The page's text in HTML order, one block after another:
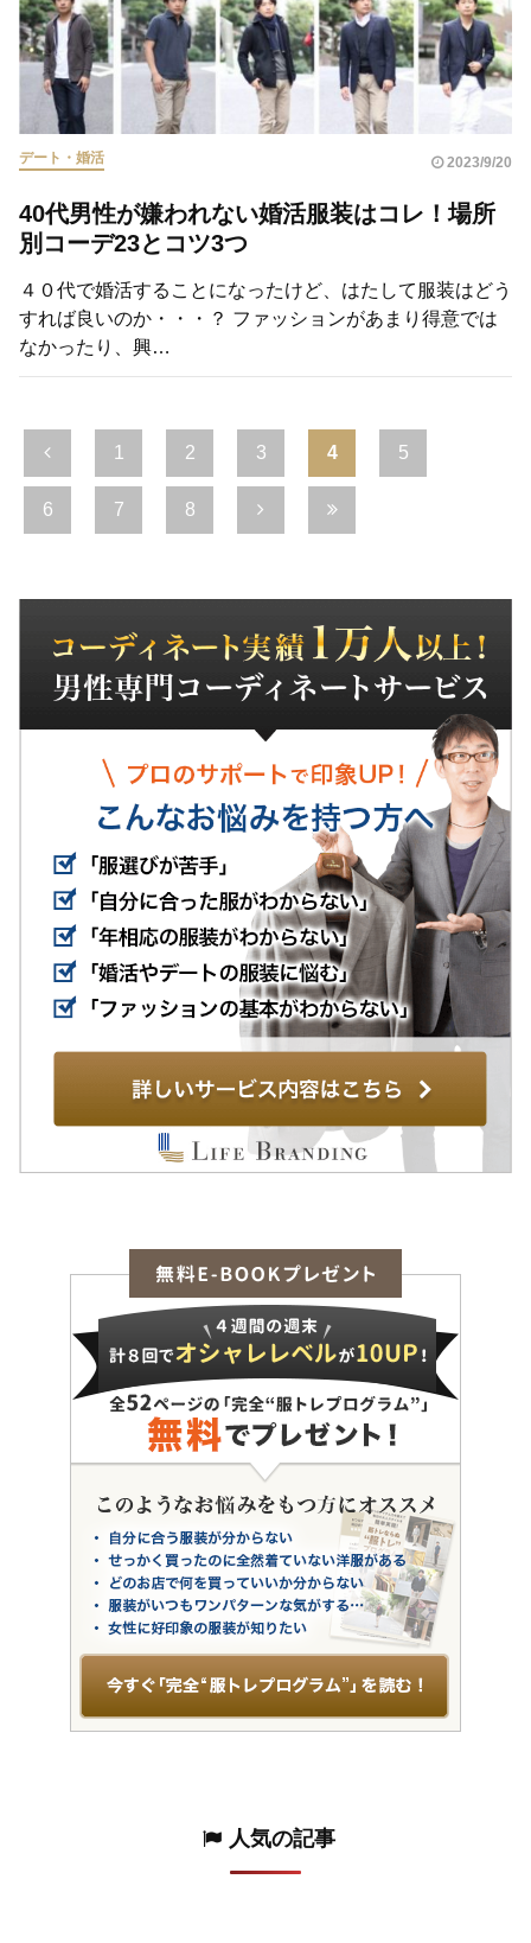
デート・婚活 2023/9/20
40代男性が嫌われない婚活服装はコレ！場所
別コーデ23とコツ3つ
４０代で婚活することになったけど、はたして服装はどう
すれば良いのか・・・？ ファッションがあまり得意では
なかったり、興…
1 2 3 4 5
6 7 8
人気の記事